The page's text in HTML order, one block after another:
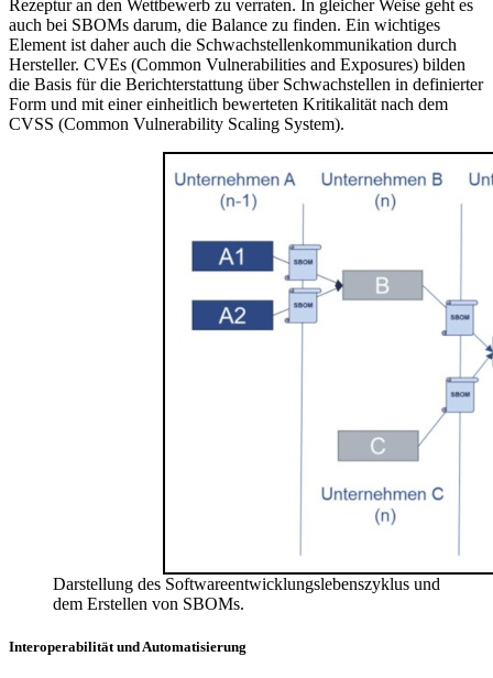
Rezeptur an den Wettbewerb zu verraten. In gleicher Weise geht es
auch bei SBOMs darum, die Balance zu finden. Ein wichtiges
Element ist daher auch die Schwachstellenkommunikation durch
Hersteller. CVEs (Common Vulnerabilities and Exposures) bilden
die Basis für die Berichterstattung über Schwachstellen in definierter
Form und mit einer einheitlich bewerteten Kritikalität nach dem
CVSS (Common Vulnerability Scaling System).
Darstellung des Softwareentwicklungslebenszyklus und
dem Erstellen von SBOMs.
Interoperabilität und Automatisierung